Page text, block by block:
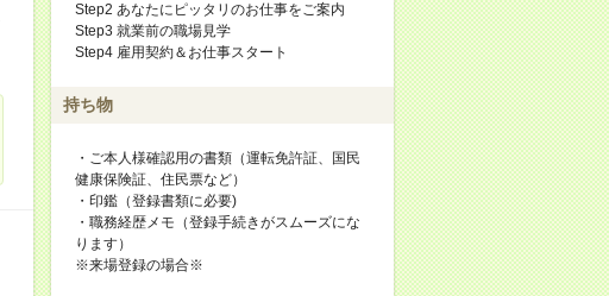
Step2 あなたにピッタリのお仕事をご案内
Step3 就業前の職場見学
Step4 雇用契約＆お仕事スタート
持ち物
・ご本人様確認用の書類（運転免許証、国民
健康保険証、住民票など）
・印鑑（登録書類に必要)
・職務経歴メモ（登録手続きがスムーズにな
ります）
※来場登録の場合※